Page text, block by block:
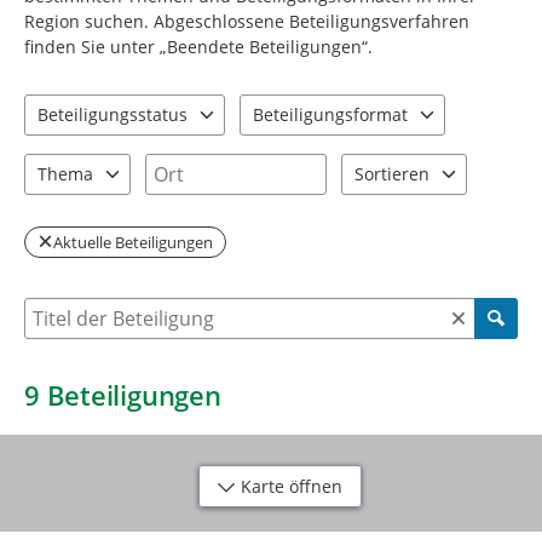
Region suchen. Abgeschlossene Beteiligungsverfahren
finden Sie unter „Beendete Beteiligungen“.
Beteiligungsstatus
Beteiligungsformat
Thema
Ort
Sortieren
Aktuelle Beteiligungen
Suche nach Beteiligung
9 Beteiligungen
Karte öffnen